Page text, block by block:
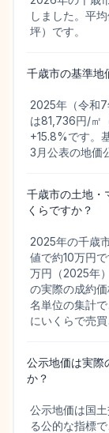
しました。平
坪）です。
千歳市の基準地
2025年（令和
は81,736円/㎡
+15.8%です。
3月公表の地価
千歳市の土地・
くらですか？
2025年の千歳
値で約10万円
万円（2025年
の実際の成約
名単位の集計
にいくらで売買
公示地価は実際
か？
公示地価は国
る公的な指標